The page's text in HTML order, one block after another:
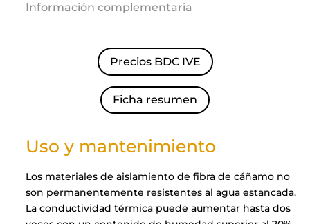
Información complementaria
Precios BDC IVE
Ficha resumen
Uso y mantenimiento
Los materiales de aislamiento de fibra de cáñamo no
son permanentemente resistentes al agua estancada.
La conductividad térmica puede aumentar hasta dos